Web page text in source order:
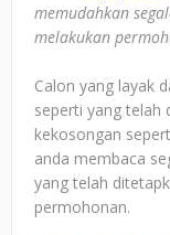
memudahkan
melakukan
Calon yang layak
seperti yang telah
kekosongan
anda membaca
yang telah
permohonan.